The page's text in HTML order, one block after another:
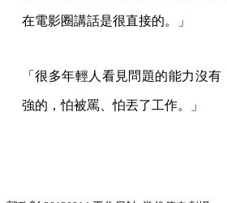
在電影圈講話是很直接的。」
「很多年輕人看見問題的能力沒
強的，怕被罵、怕丟了工作。」